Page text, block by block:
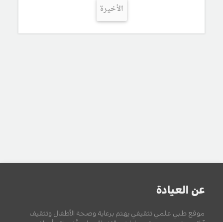
الأخيرة
عن العيادة
موقع طبي علمي تثقيفي يهتم برعاية وصحة الأطفال وتثقيف